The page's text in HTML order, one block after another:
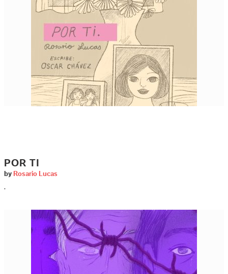
POR TI
by Rosario Lucas
.